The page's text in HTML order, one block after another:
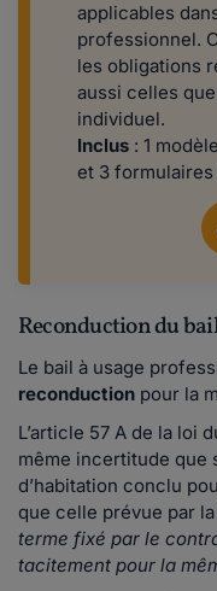
applicables
professionnel.
les obligations
aussi celles
individuel.
Inclus : 1
et 3 formulaires
Reconduction du
Le bail à usage
reconduction pour la
L’article 57 A de la loi
même incertitude que
d’habitation conclu
que celle prévue par
terme fixé par le
tacitement pour la